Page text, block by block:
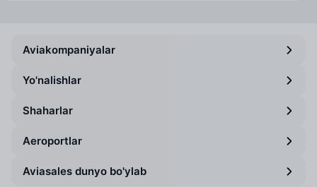
Aviakompaniyalar
Yo'nalishlar
Shaharlar
Aeroportlar
Aviasales dunyo bo'ylab